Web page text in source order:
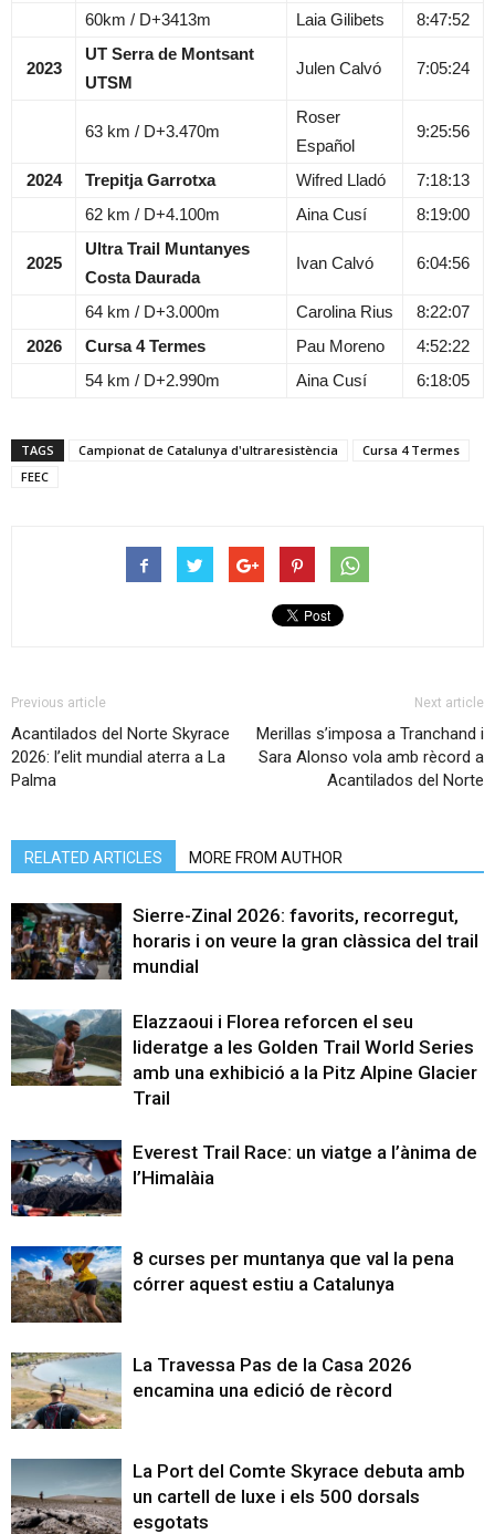
60km / D+3413m Laia Gilibets 8:47:52
2023
UT Serra de Montsant
UTSM
Julen Calvó 7:05:24
63 km / D+3.470m
Roser
Español
9:25:56
2024 Trepitja Garrotxa Wifred Lladó
7:18:13
62 km / D+4.100m
Aina Cusí 8:19:00
2025
Ultra Trail Muntanyes
Costa Daurada
Ivan Calvó 6:04:56
64 km / D+3.000m Carolina Rius
8:22:07
2026
Cursa 4 Termes Pau Moreno
4:52:22
54 km / D+2.990m
Aina Cusí 6:18:05
TAGS Campionat de Catalunya d'ultraresistència
Cursa 4 Termes
FEEC
Previous article
Acantilados del Norte Skyrace
2026: l’elit mundial aterra a La
Palma
Next article
Merillas s’imposa a Tranchand i
Sara Alonso vola amb rècord a
Acantilados del Norte
RELATED ARTICLES MORE FROM AUTHOR
Sierre-Zinal 2026: favorits, recorregut,
horaris i on veure la gran clàssica del trail
mundial
Elazzaoui i Florea reforcen el seu
lideratge a les Golden Trail World Series
amb una exhibició a la Pitz Alpine Glacier
Trail
Everest Trail Race: un viatge a l’ànima de
l’Himalàia
8 curses per muntanya que val la pena
córrer aquest estiu a Catalunya
La Travessa Pas de la Casa 2026
encamina una edició de rècord
La Port del Comte Skyrace debuta amb
un cartell de luxe i els 500 dorsals
esgotats